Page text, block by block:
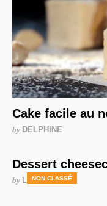
Cake facile au
by DELPHINE
NON CLASSÉ
Dessert
by LAURENCE